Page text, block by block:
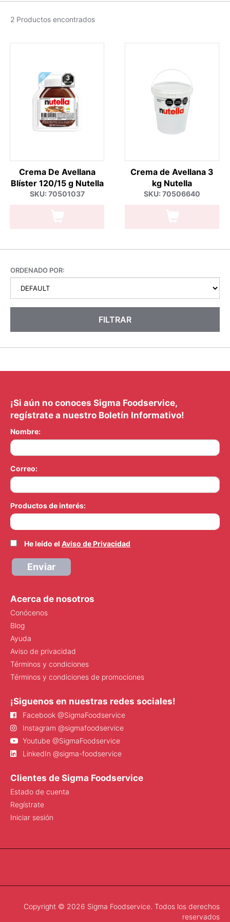
2 Productos encontrados
Crema De Avellana
Blíster 120/15 g Nutella
SKU: 70501037
Crema de Avellana 3
kg Nutella
SKU: 70506640
ORDENADO POR:
FILTRAR
¡Si aún no conoces Sigma Foodservice,
regístrate a nuestro Boletín Informativo!
Nombre:
Correo:
Productos de interés:
He leído el Aviso de Privacidad
Enviar
Acerca de nosotros
Conócenos
Blog
Ayuda
Aviso de privacidad
Términos y condiciones
Términos y condiciones de promociones
¡Siguenos en nuestras redes sociales!
Facebook @SigmaFoodservice
Instagram @sigmafoodservice
Youtube @SigmaFoodservice
LinkedIn @sigma-foodservice
Clientes de Sigma Foodservice
Estado de cuenta
Regístrate
Iniciar sesión
Copyright © 2026 Sigma Foodservice. Todos los derechos
reservados